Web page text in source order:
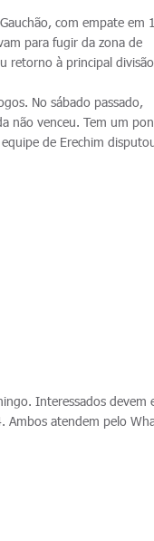
com empate em
para fugir da zona de
retorno à principal
No sábado passado,
não venceu. Tem um
de Erechim
Interessados devem
atendem pelo